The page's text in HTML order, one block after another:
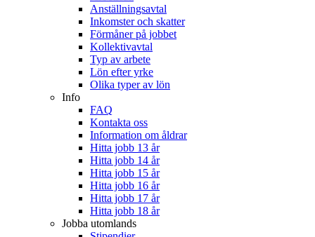
Anställningsavtal
Inkomster och skatter
Förmåner på jobbet
Kollektivavtal
Typ av arbete
Lön efter yrke
Olika typer av lön
Info
FAQ
Kontakta oss
Information om åldrar
Hitta jobb 13 år
Hitta jobb 14 år
Hitta jobb 15 år
Hitta jobb 16 år
Hitta jobb 17 år
Hitta jobb 18 år
Jobba utomlands